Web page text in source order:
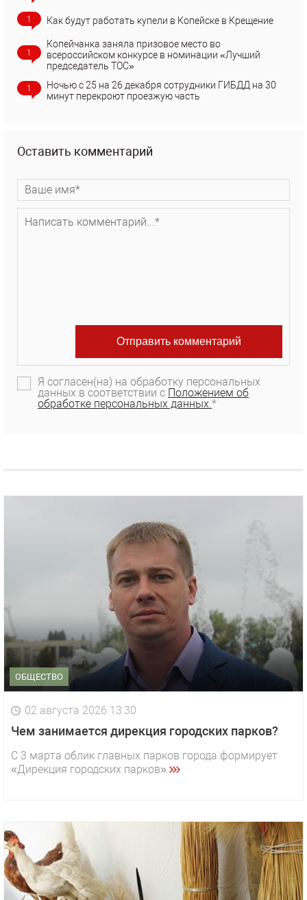
1 Как будут работать купели в Копейске в Крещение
1
Копейчанка заняла призовое место во
всероссийском конкурсе в номинации «Лучший
председатель ТОС»
1
Ночью с 25 на 26 декабря сотрудники ГИБДД на 30
минут перекроют проезжую часть
Оставить комментарий
Я согласен(на) на обработку персональных
данных в соответствии с Положением об
обработке персональных данных. *
ОБЩЕСТВО
02 августа 2026 13:30
Чем занимается дирекция городских парков?
С 3 марта облик главных парков города формирует
«Дирекция городских парков».